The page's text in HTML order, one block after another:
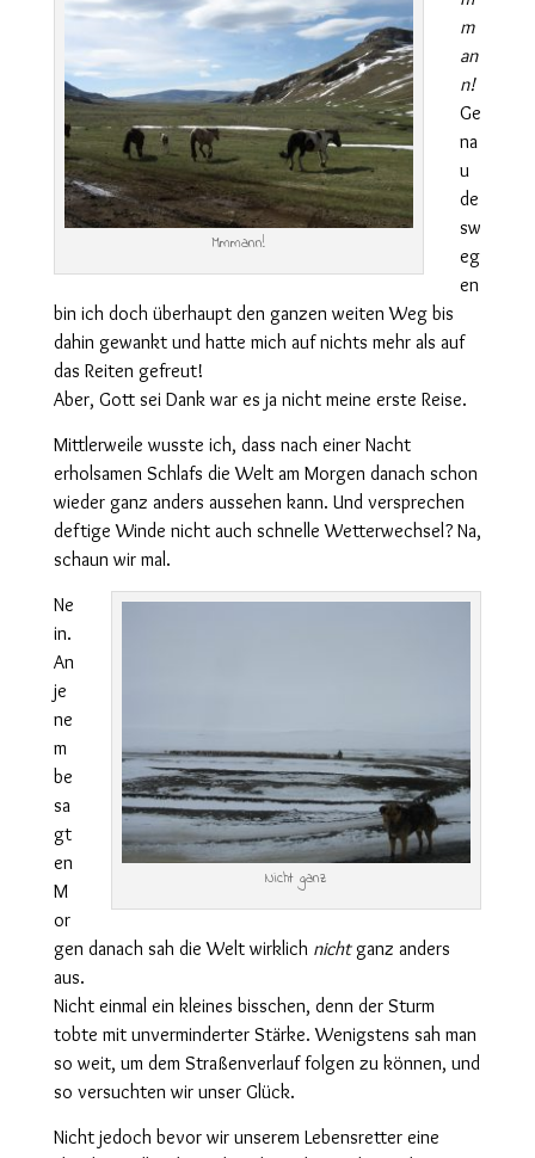
Mmmann!
m
an
n!
Ge
na
u
de
sw
eg
en
bin ich doch überhaupt den ganzen weiten Weg bis
dahin gewankt und hatte mich auf nichts mehr als auf
das Reiten gefreut!
Aber, Gott sei Dank war es ja nicht meine erste Reise.
Mittlerweile wusste ich, dass nach einer Nacht
erholsamen Schlafs die Welt am Morgen danach schon
wieder ganz anders aussehen kann. Und versprechen
deftige Winde nicht auch schnelle Wetterwechsel? Na,
schaun wir mal.
Nicht ganz
Ne
in.
An
je
ne
m
be
sa
gt
en
M
or
gen danach sah die Welt wirklich nichtganz anders
aus.
Nicht einmal ein kleines bisschen, denn der Sturm
tobte mit unverminderter Stärke. Wenigstens sah man
so weit, um dem Straßenverlauf folgen zu können, und
so versuchten wir unser Glück.
Nicht jedoch bevor wir unserem Lebensretter eine